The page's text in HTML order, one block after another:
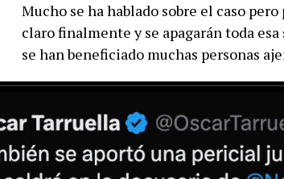
Mucho se ha hablado sobre el caso
claro finalmente y se apagarán toda
se han beneficiado muchas personas